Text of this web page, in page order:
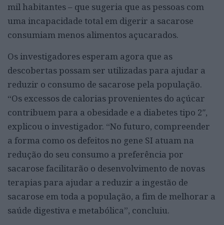
mil habitantes – que sugeria que as pessoas com
uma incapacidade total em digerir a sacarose
consumiam menos alimentos açucarados.
Os investigadores esperam agora que as
descobertas possam ser utilizadas para ajudar a
reduzir o consumo de sacarose pela população.
“Os excessos de calorias provenientes do açúcar
contribuem para a obesidade e a diabetes tipo 2″,
explicou o investigador. “No futuro, compreender
a forma como os defeitos no gene SI atuam na
redução do seu consumo a preferência por
sacarose facilitarão o desenvolvimento de novas
terapias para ajudar a reduzir a ingestão de
sacarose em toda a população, a fim de melhorar a
saúde digestiva e metabólica”, concluiu.